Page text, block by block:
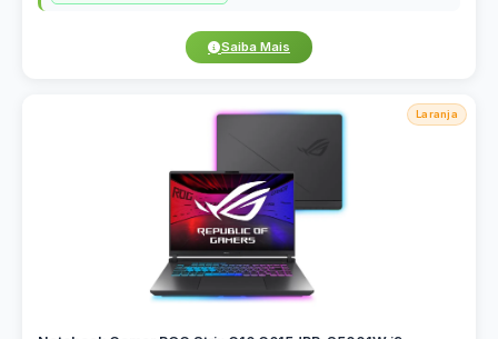
Saiba Mais
Laranja